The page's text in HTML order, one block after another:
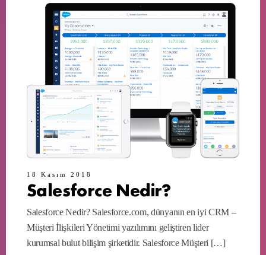
18 Kasım 2018
Salesforce Nedir?
Salesforce Nedir? Salesforce.com, dünyanın en iyi CRM –
Müşteri İlişkileri Yönetimi yazılımını geliştiren lider
kurumsal bulut bilişim şirketidir. Salesforce Müşteri […]